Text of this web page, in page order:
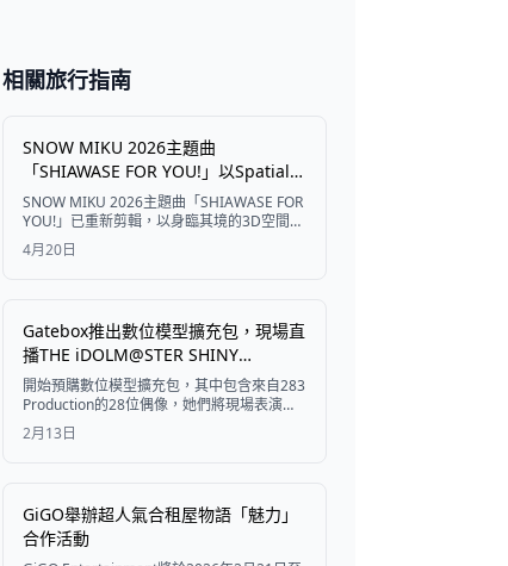
🎆 祭典與節日
取得門票
相關旅行指南
SNOW MIKU 2026主題曲
「SHIAWASE FOR YOU!」以Spatial
Disk 3D影片形式上線
SNOW MIKU 2026主題曲「SHIAWASE FOR
YOU!」已重新剪輯，以身臨其境的3D空間影
片形式呈現，現可透過與Meta Quest頭戴裝
置及智慧型手機相容的Spatial Disk購買。
4月20日
Gatebox推出數位模型擴充包，現場直
播THE iDOLM@STER SHINY
COLORS，呈現Shinography -28
colors- 表演
開始預購數位模型擴充包，其中包含來自283
Production的28位偶像，她們將現場表演熱
門歌曲Shinography -28 colors-，並加入原
創舞蹈動作，預計於2026年3月推出
2月13日
GiGO舉辦超人氣合租屋物語「魅力」
合作活動